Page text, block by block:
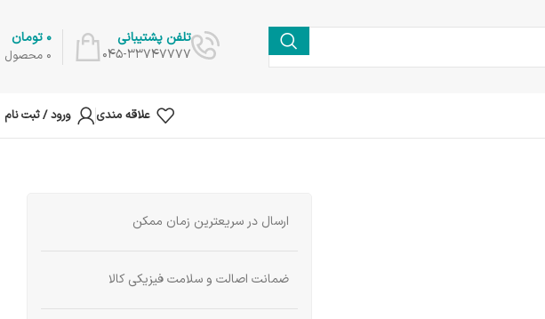
تلفن پشتیبانی
045-33747777
0 محصول
0 تومان
علاقه مندی ورود / ثبت نام
ارسال در سریعترین زمان ممکن
ضمانت اصالت و سلامت فیزیکی کالا